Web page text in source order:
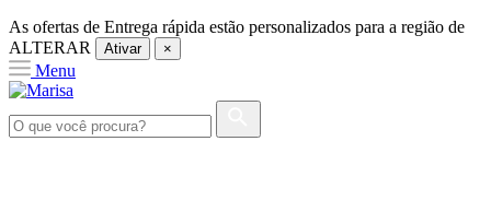
As ofertas de Entrega rápida estão personalizados para a região de
ALTERAR
Ativar ×
Menu